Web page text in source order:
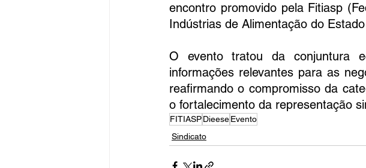
encontro promovido pela Fitiasp
Indústrias de Alimentação do
O evento tratou da conjuntura
informações relevantes para as
reafirmando o compromisso da
o fortalecimento da representação
FITIASPDieeseEvento
Sindicato